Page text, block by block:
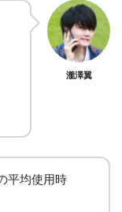
瀧澤翼
平均使用時